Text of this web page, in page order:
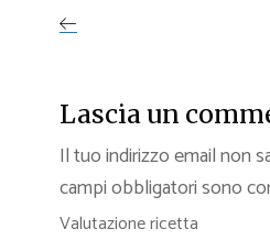
Lascia un
Il tuo indirizzo email non
campi obbligatori sono
Valutazione ricetta